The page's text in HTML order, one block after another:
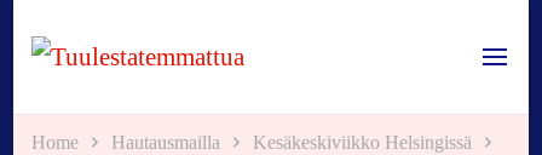
Tuulestatemmattua
Home Hautausmailla
Kesäkeskiviikko Helsingissä